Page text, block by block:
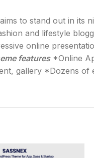
to stand out in its
and lifestyle
online
features*Online
gallery *Dozens of